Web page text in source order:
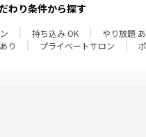
わり条件から探す
持ち込み OK やり放題
り プライベートサロン